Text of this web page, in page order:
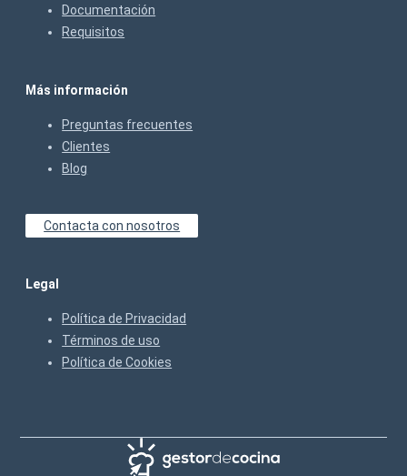
Documentación
Requisitos
Más información
Preguntas frecuentes
Clientes
Blog
Contacta con nosotros
Legal
Política de Privacidad
Términos de uso
Política de Cookies